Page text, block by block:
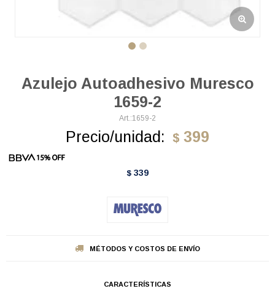
Azulejo Autoadhesivo Muresco
1659-2
1659-2
Precio/unidad: $ 399
$ 339
MÉTODOS Y COSTOS DE ENVÍO
CARACTERÍSTICAS